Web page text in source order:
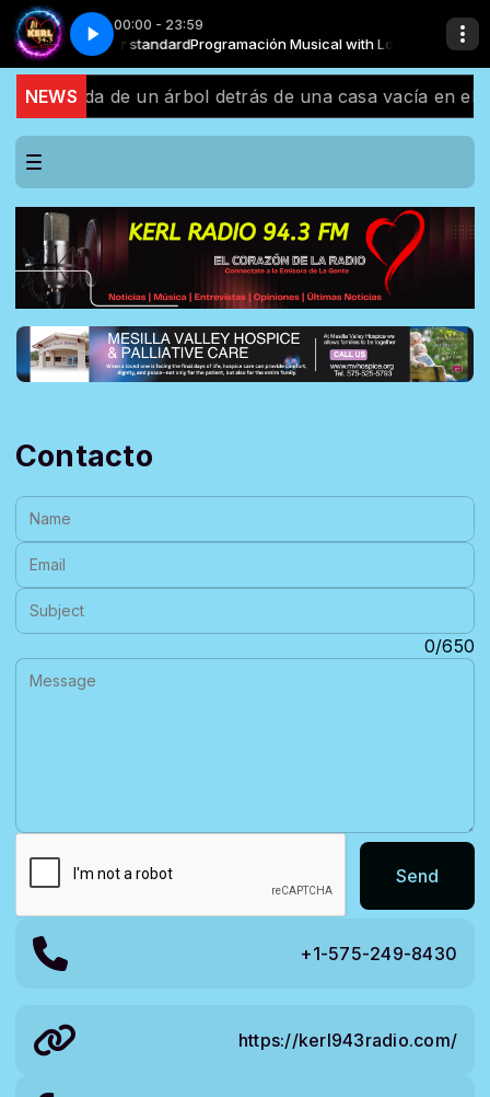
00:00 - 23:59
with Locutor standardProgramación Musical with Locutor standard
_ Ritmo, Sentimiento y Mucho AmorEL MEJOR MIX DE BACHATA x
NEWS
colgada de un árbol detrás de una casa vacía en el
Contacto
Name:
Email:
Subject:
0/650
Send
+1-575-249-8430
https://kerl943radio.com/